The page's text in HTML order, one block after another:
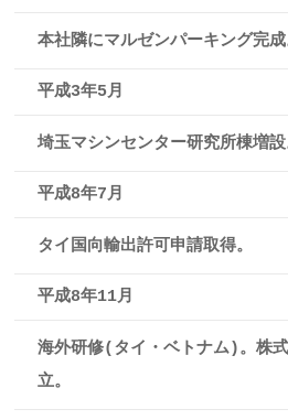
本社隣にマルゼンパーキング完成
平成3年5月
埼玉マシンセンター研究所棟増設
平成8年7月
タイ国向輸出許可申請取得。
平成8年11月
海外研修(タイ・ベトナム)。株
立。